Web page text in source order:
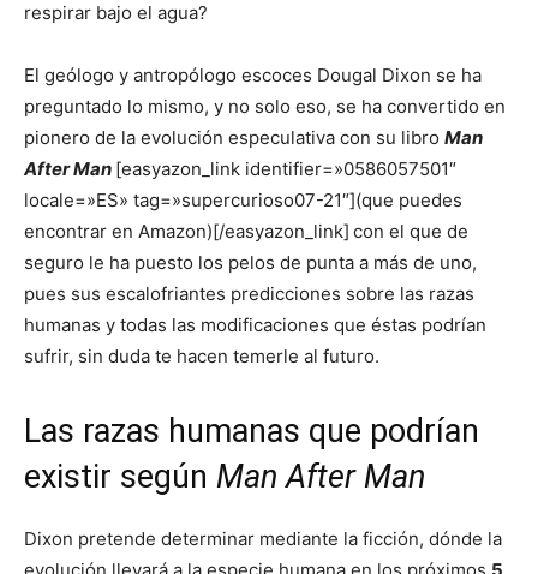
respirar bajo el agua?
El geólogo y antropólogo escoces Dougal Dixon se ha
preguntado lo mismo, y no solo eso, se ha convertido en
pionero de la evolución especulativa con su libro Man
After Man [easyazon_link identifier=»0586057501″
locale=»ES» tag=»supercurioso07-21″](que puedes
encontrar en Amazon)[/easyazon_link] con el que de
seguro le ha puesto los pelos de punta a más de uno,
pues sus escalofriantes predicciones sobre las razas
humanas y todas las modificaciones que éstas podrían
sufrir, sin duda te hacen temerle al futuro.
Las razas humanas que podrían
existir según Man After Man
Dixon pretende determinar mediante la ficción, dónde la